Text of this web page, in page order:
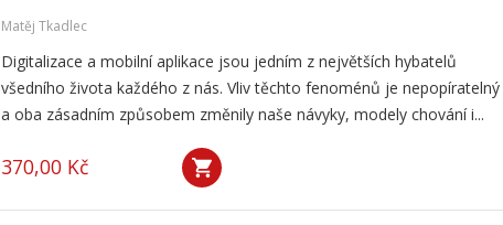
Matěj Tkadlec
Digitalizace a mobilní aplikace jsou jedním z největších hybatelů
všedního života každého z nás. Vliv těchto fenoménů je nepopíratelný
a oba zásadním způsobem změnily naše návyky, modely chování i...
370,00 Kč